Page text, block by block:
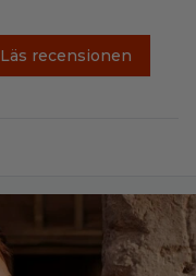
Läs recensionen